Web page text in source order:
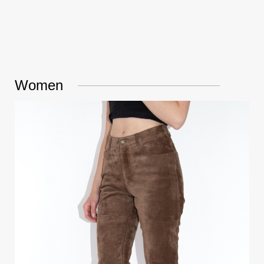
Women